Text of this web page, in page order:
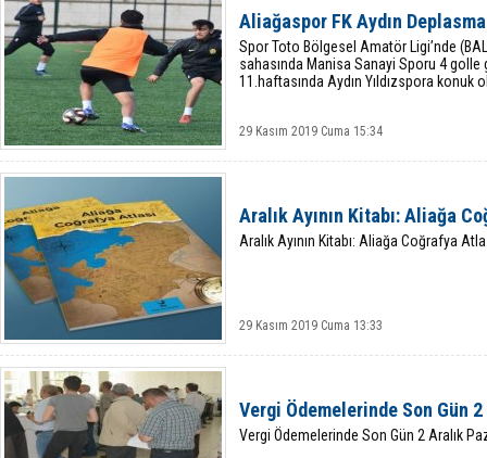
Aliağaspor FK Aydın
Spor Toto Bölgesel Amatör Ligi’nde
sahasında Manisa Sanayi Sporu 4
11.haftasında Aydın Yıldızspora konuk
29 Kasım 2019 Cuma 15:34
Aralık Ayının Kitabı: Aliağa
Aralık Ayının Kitabı: Aliağa Coğrafya
29 Kasım 2019 Cuma 13:33
Vergi Ödemelerinde Son Gün
Vergi Ödemelerinde Son Gün 2 Aralık